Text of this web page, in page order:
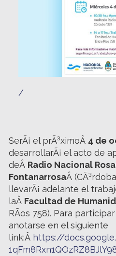
/
SerÃ¡ el prÃ³ximoÂ 4 de
desarrollarÃ¡ el acto de
deÂ Radio Nacional
FontanarrosaÂ
llevarÃ¡ adelante el
laÂ Facultad de
RÃ­os 758). Para
anotarse en el siguiente
link:Â https://